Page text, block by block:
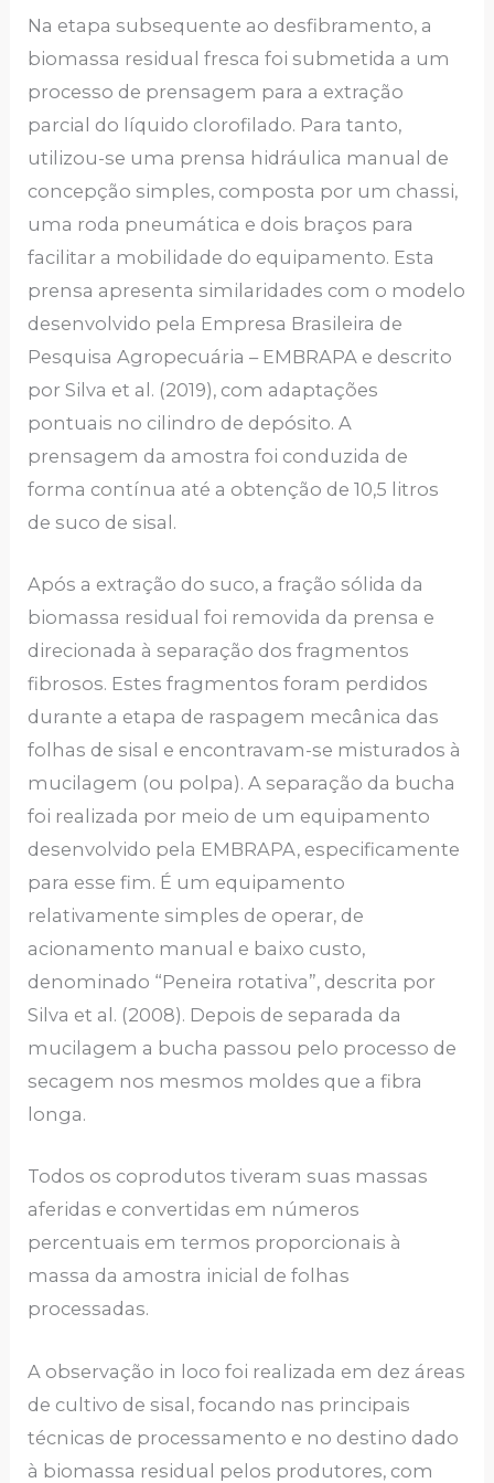
Na etapa subsequente ao desfibramento, a
biomassa residual fresca foi submetida a um
processo de prensagem para a extração
parcial do líquido clorofilado. Para tanto,
utilizou-se uma prensa hidráulica manual de
concepção simples, composta por um chassi,
uma roda pneumática e dois braços para
facilitar a mobilidade do equipamento. Esta
prensa apresenta similaridades com o modelo
desenvolvido pela Empresa Brasileira de
Pesquisa Agropecuária – EMBRAPA e descrito
por Silva et al. (2019), com adaptações
pontuais no cilindro de depósito. A
prensagem da amostra foi conduzida de
forma contínua até a obtenção de 10,5 litros
de suco de sisal.
Após a extração do suco, a fração sólida da
biomassa residual foi removida da prensa e
direcionada à separação dos fragmentos
fibrosos. Estes fragmentos foram perdidos
durante a etapa de raspagem mecânica das
folhas de sisal e encontravam-se misturados à
mucilagem (ou polpa). A separação da bucha
foi realizada por meio de um equipamento
desenvolvido pela EMBRAPA, especificamente
para esse fim. É um equipamento
relativamente simples de operar, de
acionamento manual e baixo custo,
denominado “Peneira rotativa”, descrita por
Silva et al. (2008). Depois de separada da
mucilagem a bucha passou pelo processo de
secagem nos mesmos moldes que a fibra
longa.
Todos os coprodutos tiveram suas massas
aferidas e convertidas em números
percentuais em termos proporcionais à
massa da amostra inicial de folhas
processadas.
A observação in loco foi realizada em dez áreas
de cultivo de sisal, focando nas principais
técnicas de processamento e no destino dado
à biomassa residual pelos produtores, com